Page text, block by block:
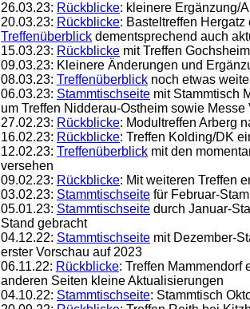
26.03.23: Rückblicke: kleinere Ergänzung/
20.03.23: Rückblicke: Basteltreffen Hergatz
Treffenüberblick dementsprechend auch
15.03.23: Rückblicke mit Treffen
09.03.23: Kleinere Änderungen und
08.03.23: Treffenüberblick noch etwas
06.03.23: Stammtischseite mit Stammtisch
um Treffen Nidderau-Ostheim sowie
27.02.23: Rückblicke: Modultreffen Arberg
16.02.23: Rückblicke: Treffen Kolding/DK
12.02.23: Treffenüberblick mit den
versehen
09.02.23: Rückblicke: Mit weiteren Treffen
03.02.23: Stammtischseite für Februar-
05.01.23: Stammtischseite durch Januar-
Stand gebracht
04.12.22: Stammtischseite mit Dezember-
erster Vorschau auf 2023
06.11.22: Rückblicke: Treffen Mammendorf
anderen Seiten kleine Aktualisierungen
04.10.22: Stammtischseite: Stammtisch